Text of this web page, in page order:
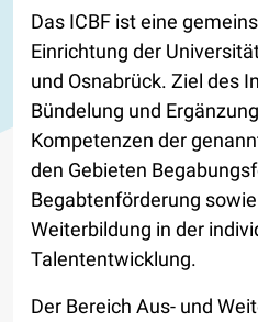
Das ICBF ist eine
Einrichtung der
und Osnabrück. Ziel des
Bündelung und
Kompetenzen der
den Gebieten
Begabtenförderung
Weiterbildung in der
Talententwicklung.
Der Bereich Aus- und